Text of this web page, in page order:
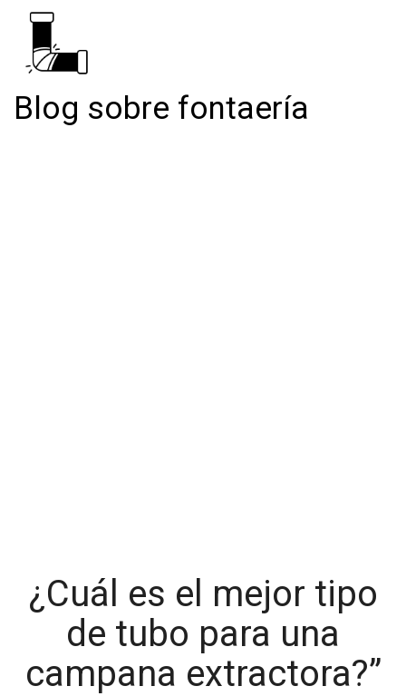
Blog sobre fontaería
¿Cuál es el mejor tipo
de tubo para una
campana extractora?”